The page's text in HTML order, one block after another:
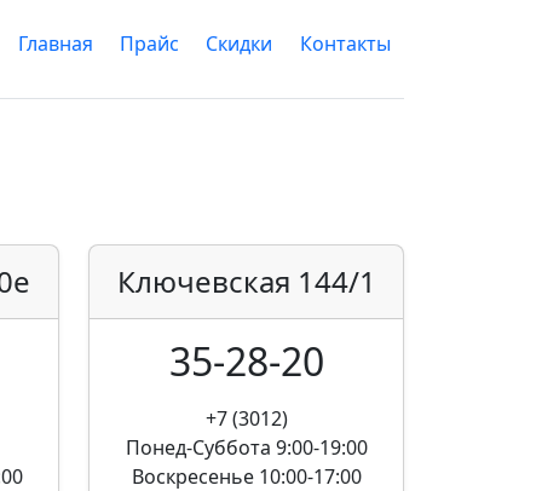
Главная Прайс Скидки Контакты
Ключевская 144/1
35-28-20
+7 (3012)
Понед-Суббота 9:00-19:00
Воскресенье 10:00-17:00